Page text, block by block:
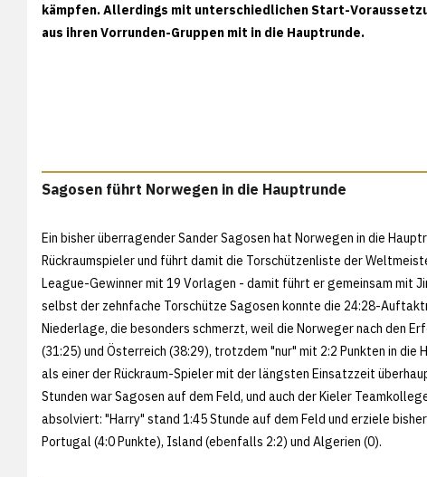
kämpfen. Allerdings mit unterschiedlichen Start-
aus ihren Vorrunden-Gruppen mit in die Hauptrunde.
Sagosen führt Norwegen in die Hauptrunde
Ein bisher überragender Sander Sagosen hat Norwegen in die
Rückraumspieler und führt damit die Torschützenliste der
League-Gewinner mit 19 Vorlagen - damit führt er gemeinsam mit
selbst der zehnfache Torschütze Sagosen konnte die 24:28-
Niederlage, die besonders schmerzt, weil die Norweger nach den
(31:25) und Österreich (38:29), trotzdem "nur" mit 2:2 Punkten in
als einer der Rückraum-Spieler mit der längsten Einsatzzeit
Stunden war Sagosen auf dem Feld, und auch der Kieler
absolviert: "Harry" stand 1:45 Stunde auf dem Feld und erziele
Portugal (4:0 Punkte), Island (ebenfalls 2:2) und Algerien (0).